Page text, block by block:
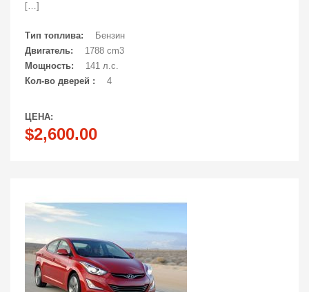
[…]
Тип топлива:
Бензин
Двигатель:
1788 cm3
Мощность:
141 л.с.
Кол-во дверей :
4
ЦЕНА:
$2,600.00